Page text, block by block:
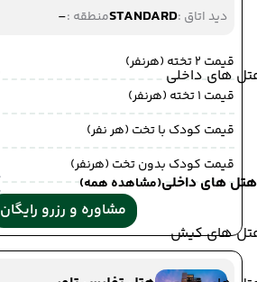
های داخلی
هتل های داخلی(مشاهده همه)
های کیش
دید اتاق :STANDARDمنطقه :-
قیمت 2 تخته (هرنفر)
قیمت 1 تخته (هرنفر)
قیمت کودک با تخت (هر نفر)
قیمت کودک بدون تخت (هرنفر)
مشاوره و رزرو رایگان